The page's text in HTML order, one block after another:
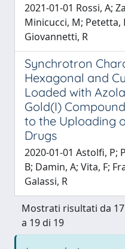
2021-01-01 Rossi, A;
Minicucci, M; Petetta,
Giovannetti, R
Synchrotron
Hexagonal and
Loaded with
Gold(I)
to the Uploading
Drugs
2020-01-01 Astolfi, P;
B; Damin, A; Vita, F;
Galassi, R
Mostrati risultati da 17
a 19 di 19